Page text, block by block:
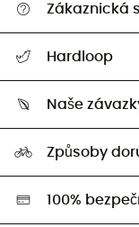
Zákaznická
Vrácení zboží a peněz
Hardloop
Naši Ambasadoři
Naše
Second hand
Způsoby
100%